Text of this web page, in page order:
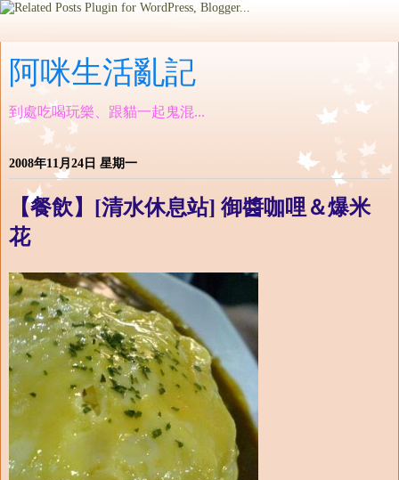
阿咪生活亂記
到處吃喝玩樂、跟貓一起鬼混...
2008年11月24日 星期一
【餐飲】[清水休息站] 御醬咖哩＆爆米
花